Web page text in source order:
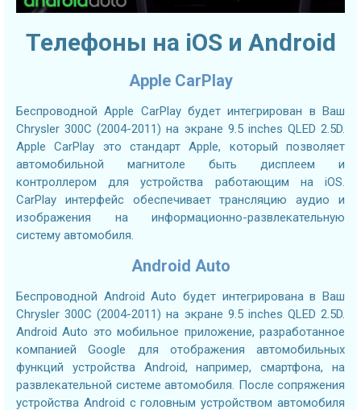
Телефоны на iOS и Android
Apple CarPlay
Беспроводной Apple CarPlay будет интегрирован в Ваш
Chrysler 300C (2004-2011) на экране 9.5 inches QLED 2.5D.
Apple CarPlay это стандарт Apple, который позволяет
автомобильной магнитоле быть дисплеем и
контроллером для устройства работающим на iOS.
CarPlay интерфейс обеспечивает трансляцию аудио и
изображения на информационно-развлекательную
систему автомобиля.
Android Auto
Беспроводной Android Auto будет интегрирована в Ваш
Chrysler 300C (2004-2011) на экране 9.5 inches QLED 2.5D.
Android Auto это мобильное приложение, разработанное
компанией Google для отображения автомобильных
функций устройства Android, например, смартфона, на
развлекательной системе автомобиля. После сопряжения
устройства Android с головным устройством автомобиля